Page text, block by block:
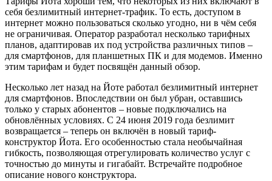
себя безлимитный интернет-трафик. То есть, доступом в
интернет можно пользоваться сколько угодно, ни в чём себя
не ограничивая. Оператор разработал несколько тарифных
планов, адаптировав их под устройства различных типов –
для смартфонов, для планшетных ПК и для модемов. Именно
этим тарифам и будет посвящён данный обзор.
Несколько лет назад на Йоте работал безлимитный интернет
для смартфонов. Впоследствии он был убран, оставшись
только у старых абонентов – новые подключались на
обновлённых условиях. С 24 июня 2019 года безлимит
возвращается – теперь он включён в новый тариф-
конструктор Йота. Его особенностью стала необычайная
гибкость, позволяющая отрегулировать количество услуг с
точностью до минуты и гигабайт. Встречайте подробное
описание нового конструктора.